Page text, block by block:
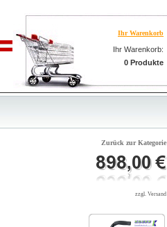
Ihr Warenkorb
Ihr Warenkorb:
0 Produkte
Zurück zur Kategorie
zzgl. Versand